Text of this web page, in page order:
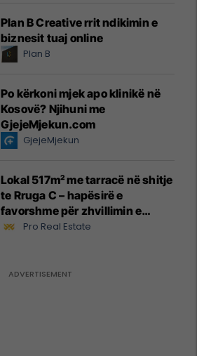
Plan B Creative rrit ndikimin e
biznesit tuaj online
Plan B
Po kërkoni mjek apo klinikë në
Kosovë? Njihuni me
GjejeMjekun.com
GjejeMjekun
Lokal 517m² me tarracë në shitje
te Rruga C – hapësirë e
favorshme për zhvillimin e
biznesit #15796
Pro Real Estate